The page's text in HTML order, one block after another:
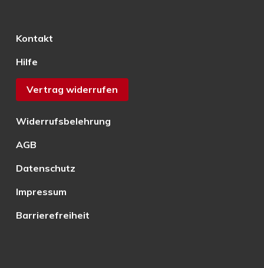
Kontakt
Hilfe
Vertrag widerrufen
Widerrufsbelehrung
AGB
Datenschutz
Impressum
Barrierefreiheit